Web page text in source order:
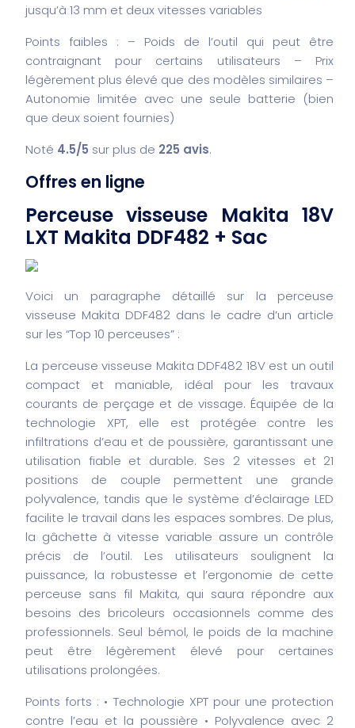
jusqu’à 13 mm et deux vitesses variables
Points faibles : – Poids de l’outil qui peut être
contraignant pour certains utilisateurs – Prix
légèrement plus élevé que des modèles similaires –
Autonomie limitée avec une seule batterie (bien
que deux soient fournies)
Noté 4.5/5 sur plus de 225 avis.
Offres en ligne
Perceuse visseuse Makita 18V
LXT Makita DDF482 + Sac
Voici un paragraphe détaillé sur la perceuse
visseuse Makita DDF482 dans le cadre d’un article
sur les “Top 10 perceuses” :
La perceuse visseuse Makita DDF482 18V est un outil
compact et maniable, idéal pour les travaux
courants de perçage et de vissage. Équipée de la
technologie XPT, elle est protégée contre les
infiltrations d’eau et de poussière, garantissant une
utilisation fiable et durable. Ses 2 vitesses et 21
positions de couple permettent une grande
polyvalence, tandis que le système d’éclairage LED
facilite le travail dans les espaces sombres. De plus,
la gâchette à vitesse variable assure un contrôle
précis de l’outil. Les utilisateurs soulignent la
puissance, la robustesse et l’ergonomie de cette
perceuse sans fil Makita, qui saura répondre aux
besoins des bricoleurs occasionnels comme des
professionnels. Seul bémol, le poids de la machine
peut être légèrement élevé pour certaines
utilisations prolongées.
Points forts : • Technologie XPT pour une protection
contre l’eau et la poussière • Polyvalence avec 2